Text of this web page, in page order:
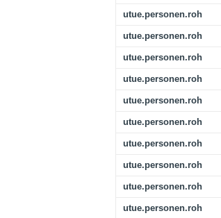
utue.personen.roh
utue.personen.roh
utue.personen.roh
utue.personen.roh
utue.personen.roh
utue.personen.roh
utue.personen.roh
utue.personen.roh
utue.personen.roh
utue.personen.roh